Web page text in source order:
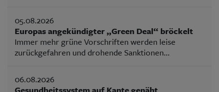
05.08.2026
Europas angekündigter „Green Deal“ bröckelt
Immer mehr grüne Vorschriften werden leise
zurückgefahren und drohende Sanktionen...
06.08.2026
Gesundheitssystem auf Kante genäht